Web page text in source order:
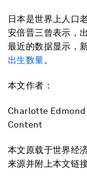
日本是世界上人口
安倍晋三曾表示，
最近的数据显示，
出生数量。
本文作者：
Charlotte
Content
本文原载于世界经
来源并附上本文链接